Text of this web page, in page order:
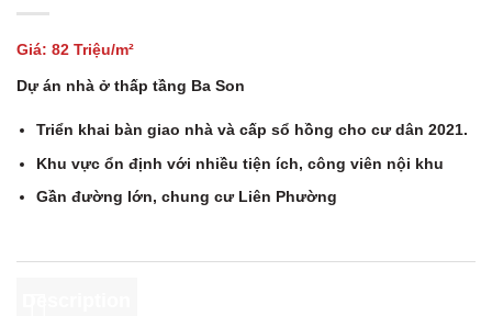
Giá: 82 Triệu/m²
Dự án nhà ở thấp tầng Ba Son
Triển khai bàn giao nhà và cấp sổ hồng cho cư dân 2021.
Khu vực ổn định với nhiều tiện ích, công viên nội khu
Gần đường lớn, chung cư Liên Phường